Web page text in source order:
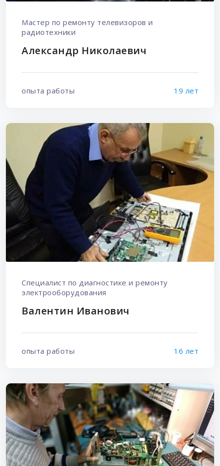
Мастер по ремонту телевизоров и
радиотехники
Александр Николаевич
опыта работы 19 лет
Специалист по диагностике и ремонту
электрооборудования
Валентин Иванович
опыта работы 16 лет